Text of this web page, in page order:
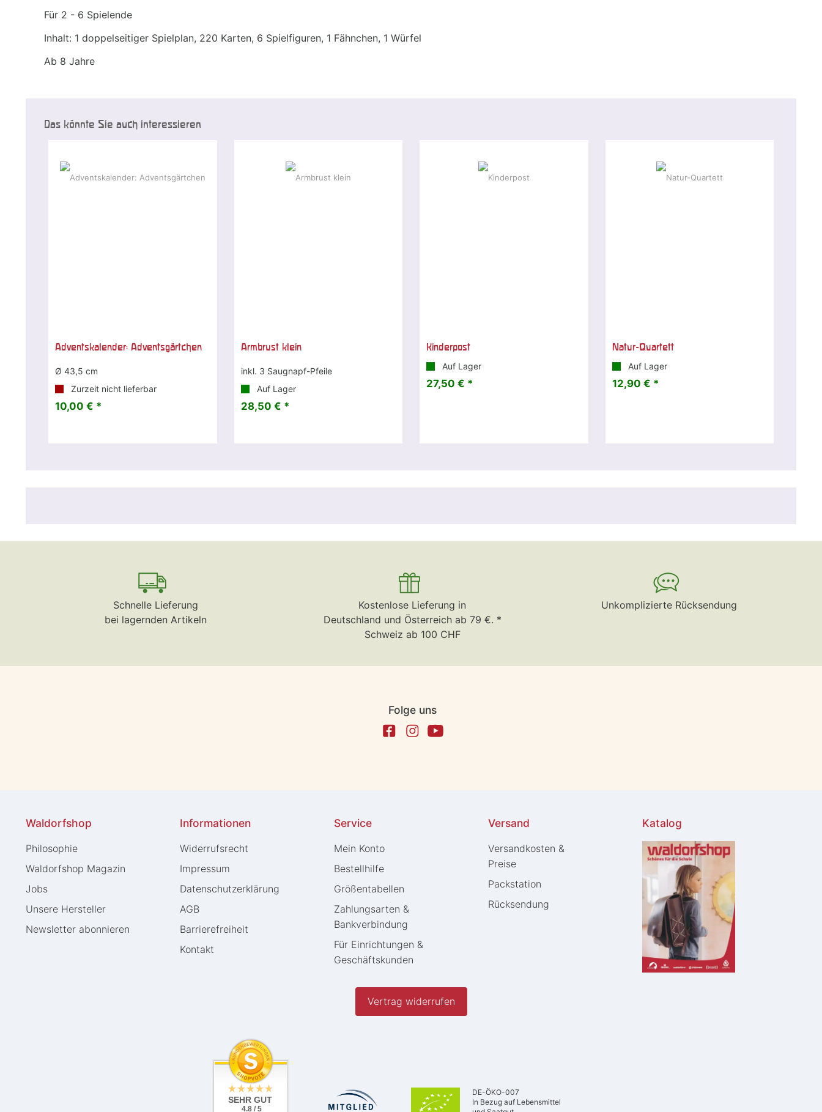
Für 2 - 6 Spielende
Inhalt: 1 doppelseitiger Spielplan, 220 Karten, 6 Spielfiguren, 1 Fähnchen, 1 Würfel
Ab 8 Jahre
Das könnte Sie auch interessieren
Adventskalender: Adventsgärtchen
Ø 43,5 cm
Zurzeit nicht lieferbar
10,00 € *
Armbrust klein
inkl. 3 Saugnapf-Pfeile
Auf Lager
28,50 € *
Kinderpost
Auf Lager
27,50 € *
Natur-Quartett
Auf Lager
12,90 € *
Schnelle Lieferung
bei lagernden Artikeln
Kostenlose Lieferung in
Deutschland und Österreich ab 79 €. *
Schweiz ab 100 CHF
Unkomplizierte Rücksendung
Folge uns
Waldorfshop
Philosophie
Waldorfshop Magazin
Jobs
Unsere Hersteller
Newsletter abonnieren
Informationen
Widerrufs­recht
Impressum
Daten­schutz­erklärung
AGB
Barrierefreiheit
Kontakt
Service
Mein Konto
Bestellhilfe
Größentabellen
Zahlungsarten &
Bankverbindung
Für Einrichtungen &
Geschäftskunden
Versand
Versandkosten &
Preise
Packstation
Rücksendung
Katalog
Vertrag widerrufen
SEHR GUT
4.8 / 5
DE-ÖKO-007
In Bezug auf Lebensmittel